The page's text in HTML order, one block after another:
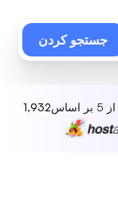
جستجو کردن
1,932